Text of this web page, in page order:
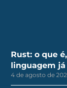
Rust: o que
linguagem
4 de agosto de